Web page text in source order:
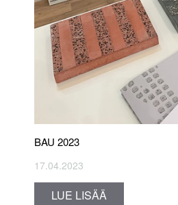
BAU 2023
17.04.2023
LUE LISÄÄ